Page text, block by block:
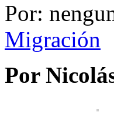
Por:
Migración
Por